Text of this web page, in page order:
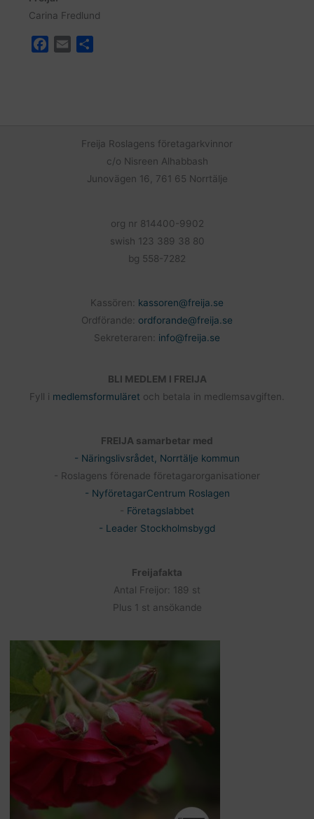
Carina Fredlund
Freija Roslagens företagarkvinnor
c/o Nisreen Alhabbash
Junovägen 16, 761 65 Norrtälje
org nr 814400-9902
swish 123 389 38 80
bg 558-7282
Kassören: kassoren@freija.se
Ordförande: ordforande@freija.se
Sekreteraren: info@freija.se
BLI MEDLEM I FREIJA
Fyll i medlemsformuläret och betala in medlemsavgiften.
FREIJA samarbetar med
- Näringslivsrådet, Norrtälje kommun
- Roslagens förenade företagarorganisationer
- NyföretagarCentrum Roslagen
Företagslabbet
- Leader Stockholmsbygd
Freijafakta
Antal Freijor: 189 st
Plus 1 st ansökande